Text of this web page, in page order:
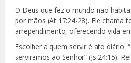
O Deus que fez o mundo não
por mãos (At 17:24-28). Ele chama
arrependimento, oferecendo vida
Escolher a quem servir é ato diário:
serviremos ao Senhor” (Js 24:15).